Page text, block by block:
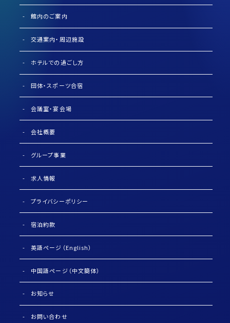
館内のご案内
交通案内・周辺施設
ホテルでの過ごし方
団体・スポーツ合宿
会議室・宴会場
会社概要
グループ事業
求人情報
プライバシーポリシー
宿泊約款
英語ページ（English）
中国語ページ（中文簡体）
お知らせ
お問い合わせ